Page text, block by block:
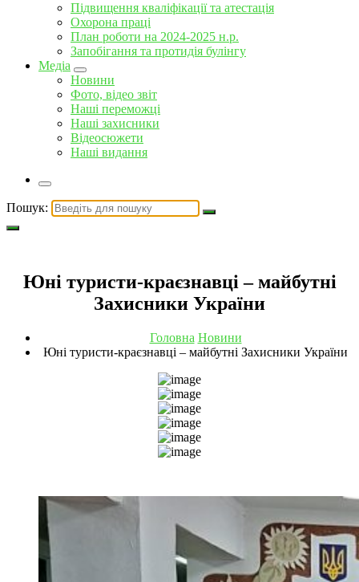
Підвищення кваліфікації та атестація
Охорона праці
План роботи на 2024-2025 н.р.
Запобігання та протидія булінгу
Медіа
Новини
Фото, відео звіт
Наші переможці
Наші захисники
Відеосюжети
Наші видання
Пошук:
Юні туристи-краєзнавці – майбутні
Захисники України
Головна Новини
Юні туристи-краєзнавці – майбутні Захисники України